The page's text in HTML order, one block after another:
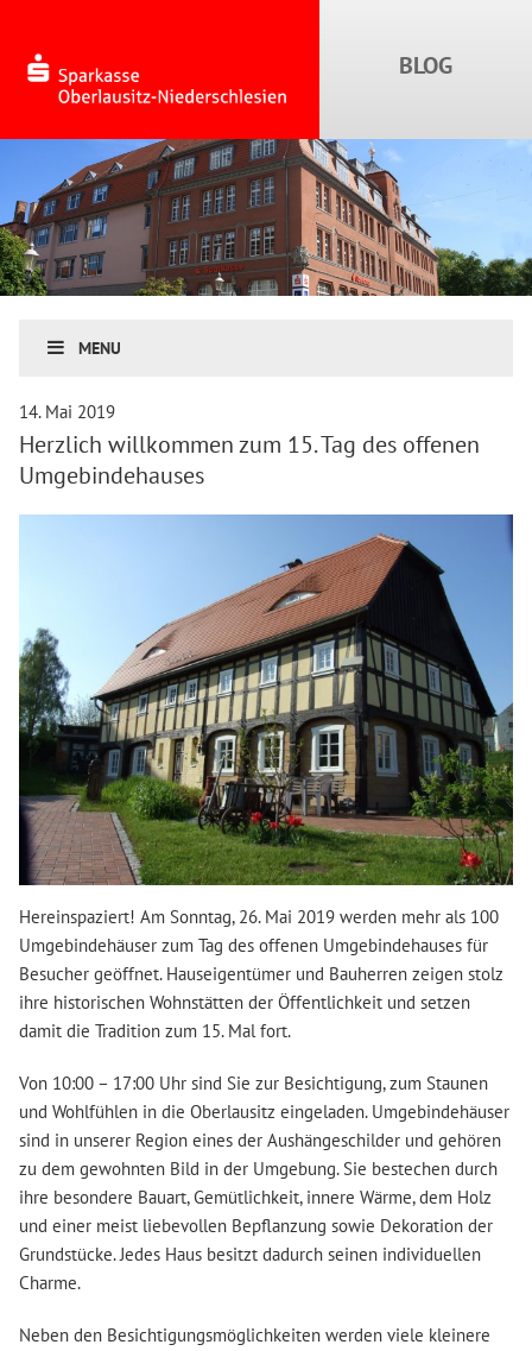
MENU
14. Mai 2019
Herzlich willkommen zum 15. Tag des offenen
Umgebindehauses
Hereinspaziert! Am Sonntag, 26. Mai 2019 werden mehr als 100
Umgebindehäuser zum Tag des offenen Umgebindehauses für
Besucher geöffnet. Hauseigentümer und Bauherren zeigen stolz
ihre historischen Wohnstätten der Öffentlichkeit und setzen
damit die Tradition zum 15. Mal fort.
Von 10:00 – 17:00 Uhr sind Sie zur Besichtigung, zum Staunen
und Wohlfühlen in die Oberlausitz eingeladen. Umgebindehäuser
sind in unserer Region eines der Aushängeschilder und gehören
zu dem gewohnten Bild in der Umgebung. Sie bestechen durch
ihre besondere Bauart, Gemütlichkeit, innere Wärme, dem Holz
und einer meist liebevollen Bepflanzung sowie Dekoration der
Grundstücke. Jedes Haus besitzt dadurch seinen individuellen
Charme.
Neben den Besichtigungsmöglichkeiten werden viele kleinere